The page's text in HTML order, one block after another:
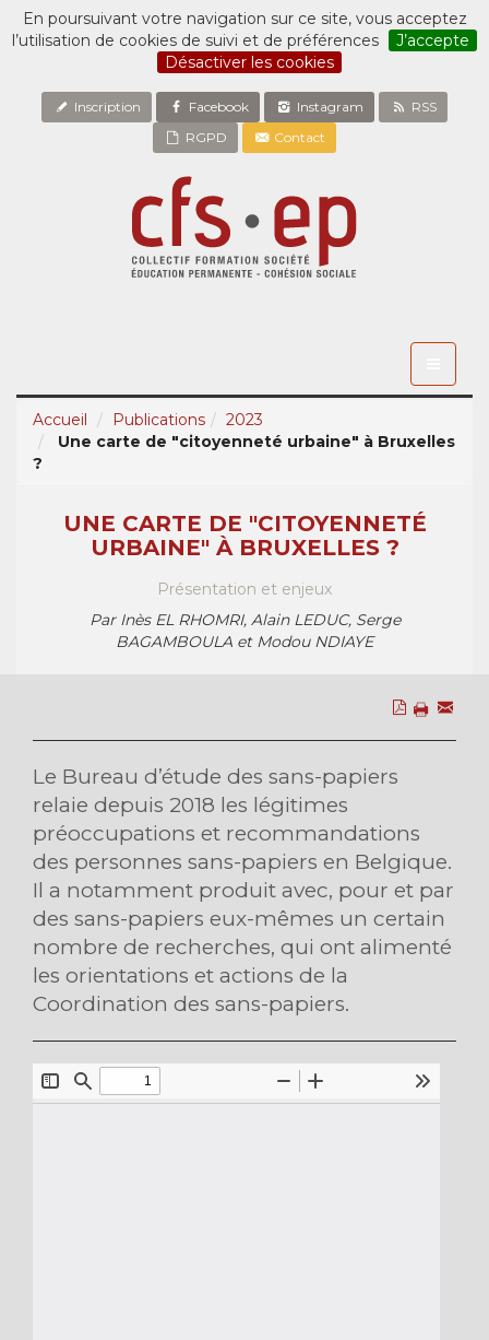
En poursuivant votre navigation sur ce site, vous acceptez
l’utilisation de cookies de suivi et de préférences
J’accepte
Désactiver les cookies
Inscription Facebook Instagram
RSS
RGPD
Contact
Accueil
Publications
2023
Une carte de "citoyenneté urbaine" à Bruxelles
?
UNE CARTE DE "CITOYENNETÉ
URBAINE" À BRUXELLES ?
Présentation et enjeux
Par Inès EL RHOMRI, Alain LEDUC, Serge
BAGAMBOULA et Modou NDIAYE
Le Bureau d’étude des sans-papiers
relaie depuis 2018 les légitimes
préoccupations et recommandations
des personnes sans-papiers en Belgique.
Il a notamment produit avec, pour et par
des sans-papiers eux-mêmes un certain
nombre de recherches, qui ont alimenté
les orientations et actions de la
Coordination des sans-papiers.